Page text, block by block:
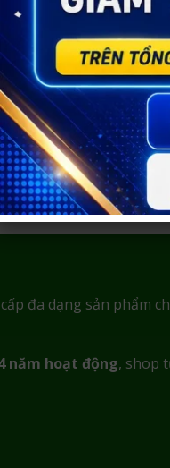
từ 08h00 đến 22h00 hàng
từ 08h00 đến 22h00 hàng
096
tư vấn 24/24
kín đáo tại Vinh
đa dạng sản phẩm
năm hoạt động, shop